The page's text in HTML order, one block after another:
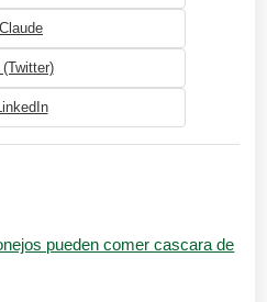
Claude
LinkedIn
pueden comer cascara de